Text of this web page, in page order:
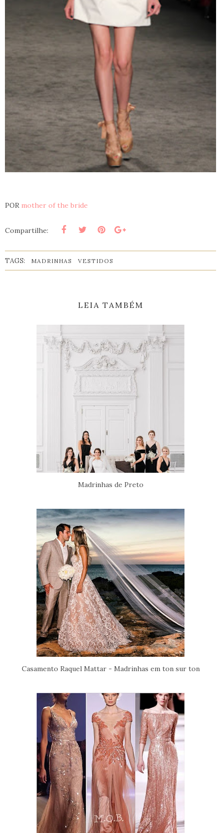
POR mother of the bride
Compartilhe:
TAGS: MADRINHAS VESTIDOS
LEIA TAMBÉM
Madrinhas de Preto
Casamento Raquel Mattar - Madrinhas em ton sur ton